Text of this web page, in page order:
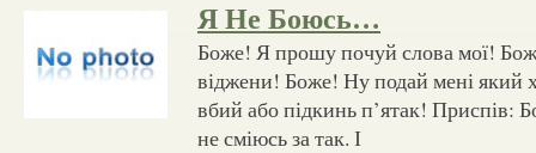
Я Не Боюсь…
Боже! Я прошу почуй слова мої!
віджени! Боже! Ну подай мені який
вбий або підкинь п’ятак! Приспів:
не сміюсь за так. І